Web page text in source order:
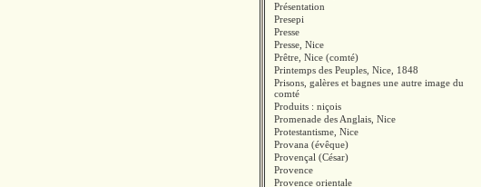
Présentation
Presepi
Presse
Presse, Nice
Prêtre, Nice (comté)
Printemps des Peuples, Nice, 1848
Prisons, galères et bagnes une autre image du
comté
Produits : niçois
Promenade des Anglais, Nice
Protestantisme, Nice
Provana (évêque)
Provençal (César)
Provence
Provence orientale